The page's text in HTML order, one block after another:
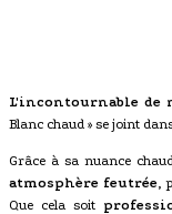
L'incontournable de
Blanc chaud » se joint
Grâce à sa nuance
atmosphère feutrée,
Que cela soit